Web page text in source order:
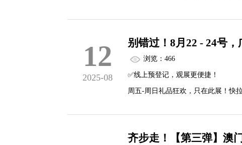
12
2025-08
别错过！8月22 - 24号
浏览：466
✅线上预登记，观展更便捷！
周五-周日礼品狂欢，只在此展！快
齐步走！【第三弹】澳